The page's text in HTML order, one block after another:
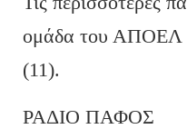
ομάδα του ΑΠΟΕΛ
(11).
ΡΑΔΙΟ ΠΑΦΟΣ